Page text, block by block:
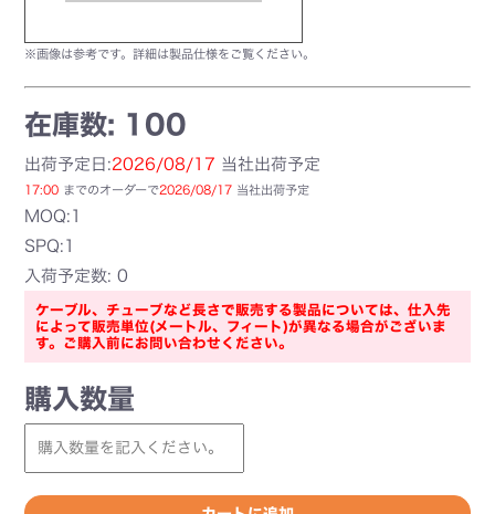
※画像は参考です。詳細は製品仕様をご覧ください。
在庫数: 100
出荷予定日:2026/08/17 当社出荷予定
17:00 までのオーダーで2026/08/17 当社出荷予定
MOQ:1
SPQ:1
入荷予定数: 0
ケーブル、チューブなど長さで販売する製品については、仕入先
によって販売単位(メートル、フィート)が異なる場合がございま
す。ご購入前にお問い合わせください。
購入数量